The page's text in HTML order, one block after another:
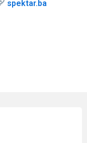
spektar.ba